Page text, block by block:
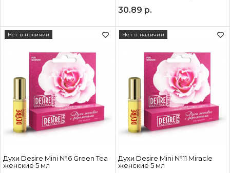
30.89 р.
Духи Desire Mini №6 Green Tea
женские 5 мл
Нет в наличии
Духи Desire Mini №11 Miracle
женские 5 мл
Нет в наличии